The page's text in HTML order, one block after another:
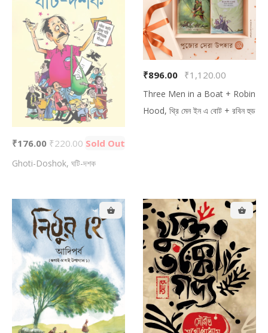
₹176.00 ₹220.00 Sold Out
Ghoti-Doshok, ঘটি-দশক
₹896.00 ₹1,120.00
Three Men in a Boat + Robin
Hood, থ্রি মেন ইন এ বোট + রবিন হুড